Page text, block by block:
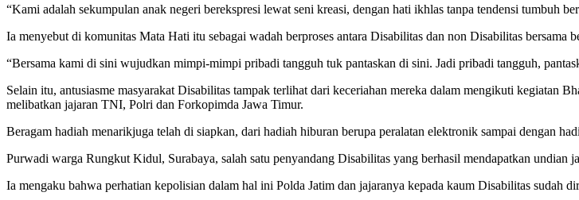
“Kami adalah sekumpulan anak negeri berekspresi lewat seni kreasi, dengan hati ikhlas tanpa tendensi tumbuh
Ia menyebut di komunitas Mata Hati itu sebagai wadah berproses antara Disabilitas dan non Disabilitas bersama
“Bersama kami di sini wujudkan mimpi-mimpi pribadi tangguh tuk pantaskan di sini. Jadi pribadi tangguh,
Selain itu, antusiasme masyarakat Disabilitas tampak terlihat dari keceriahan mereka dalam mengikuti kegiatan
melibatkan jajaran TNI, Polri dan Forkopimda Jawa Timur.
Beragam hadiah menarikjuga telah di siapkan, dari hadiah hiburan berupa peralatan elektronik sampai dengan
Purwadi warga Rungkut Kidul, Surabaya, salah satu penyandang Disabilitas yang berhasil mendapatkan undian
Ia mengaku bahwa perhatian kepolisian dalam hal ini Polda Jatim dan jajaranya kepada kaum Disabilitas sudah